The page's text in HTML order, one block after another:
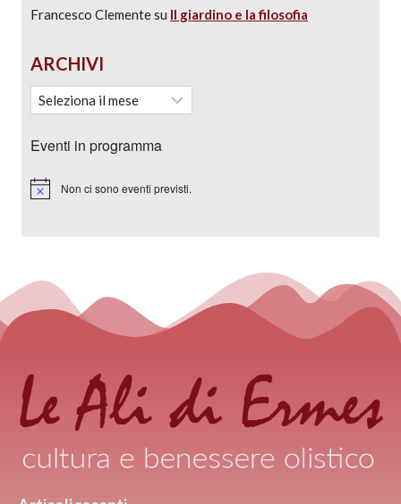
Francesco Clementesu Il giardino e la filosofia
ARCHIVI
Eventi in programma
Notice Non ci sono eventi previsti.